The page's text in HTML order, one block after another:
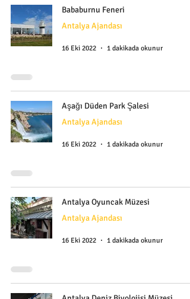
Bababurnu Feneri
Antalya Ajandası
16 Eki 2022 1 dakikada okunur
Aşağı Düden Park Şalesi
Antalya Ajandası
16 Eki 2022 1 dakikada okunur
Antalya Oyuncak Müzesi
Antalya Ajandası
16 Eki 2022 1 dakikada okunur